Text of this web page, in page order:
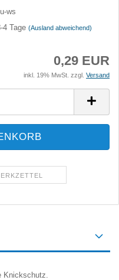
ws
4 Tage(Ausland abweichend)
0,29 EUR
inkl. 19% MwSt. zzgl. Versand
Knickschutz.